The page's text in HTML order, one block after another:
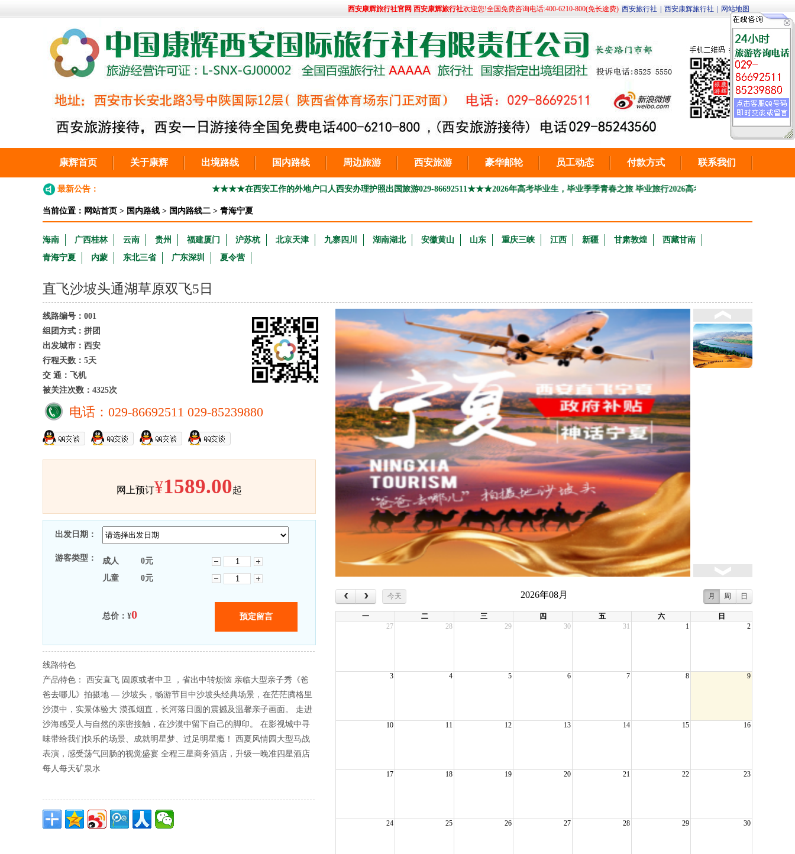
西安康辉旅行社官网 西安康辉旅行社欢迎您!全国免费咨询电话:400-6210-800(免长途费) 西安旅行社 西安康辉旅行社 网站地图
康辉首页 关于康辉 出境路线 国内路线 周边旅游 西安旅游 豪华邮轮 员工动态 付款方式 联系我们
最新公告： ★★★★在西安工作的外地户口人西安办理护照出国旅游029-86692511★★★2026年高考毕业生，毕业季季青春之旅 毕业旅行2026高考生毕业季，毕业旅行青春之旅。
当前位置： 网站首页 > 国内路线 > 国内路线二 > 青海宁夏
海南 广西桂林 云南 贵州 福建厦门 沪苏杭 北京天津 九寨四川 湖南湖北 安徽黄山 山东 重庆三峡 江西 新疆 甘肃敦煌
西藏甘南
青海宁夏
内蒙 东北三省 广东深圳 夏令营
直飞沙坡头通湖草原双飞5日
线路编号：001
组团方式：拼团
出发城市：西安
行程天数：5天
交 通：飞机
被关注次数：4325次
电话：029-86692511 029-85239880
网上预订¥1589.00起
出发日期：
游客类型： 成人 0元
儿童
0元
总价：¥0
线路特色
产品特色： 西安直飞 固原或者中卫 ，省出中转烦恼 亲临大型亲子秀《爸
爸去哪儿》拍摄地 — 沙坡头，畅游节目中沙坡头经典场景，在茫茫腾格里
沙漠中，实景体验大 漠孤烟直，长河落日圆的震撼及温馨亲子画面。 走进
沙海感受人与自然的亲密接触，在沙漠中留下自己的脚印。 在影视城中寻
味带给我们快乐的场景、成就明星梦、过足明星瘾！ 西夏风情园大型马战
表演，感受荡气回肠的视觉盛宴 全程三星商务酒店，升级一晚准四星酒店
每人每天矿泉水
‹ › 今天 2026年08月 月 周 日
一 二 三 四 五 六
日
27
28 29 30 31 1 2
3 4 5 6 7 8 9
10 11 12 13 14 15 16
17 18 19 20 21 22 23
24 25 26 27 28 29 30